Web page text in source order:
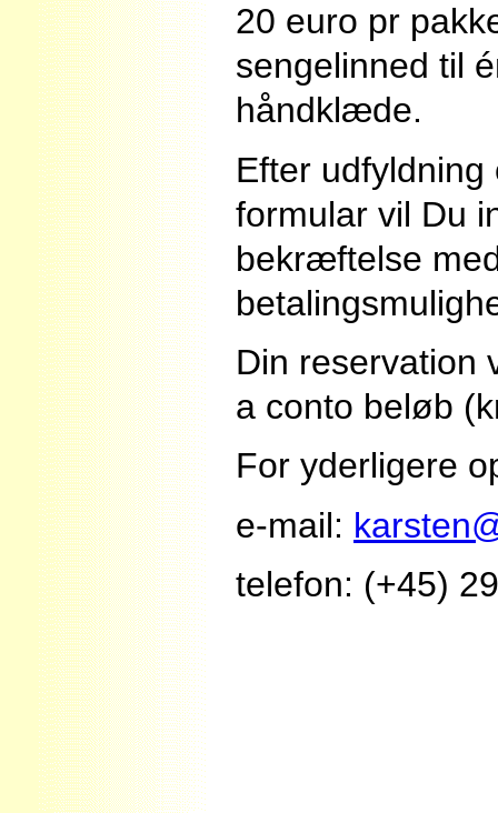
20 euro pr
sengelinned til
håndklæde.
Efter
formular vil Du
bekræftelse
Din
a conto beløb
For yderligere
e-mail:
telefon: (+45)